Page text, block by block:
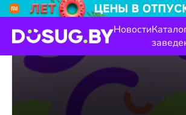
Новости